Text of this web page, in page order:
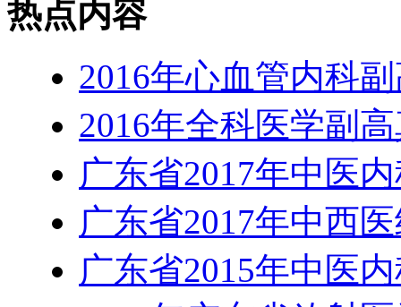
热点内容
2016年心血管内科
2016年全科医学副
广东省2017年中医
广东省2017年中西
广东省2015年中医